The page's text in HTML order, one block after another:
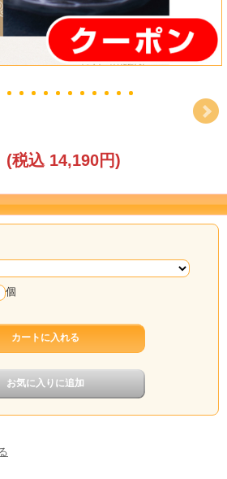
(税込 14,190円)
個